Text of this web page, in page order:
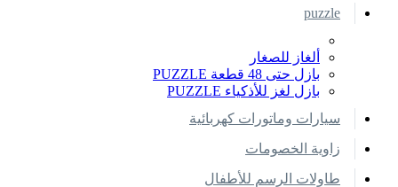
puzzle
ألغاز للصغار
بازل حتى 48 قطعة PUZZLE
بازل لغز للأذكياء PUZZLE
سيارات وماتورات كهربائية
زاوية الخصومات
طاولات الرسم للأطفال